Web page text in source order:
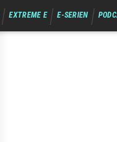
EXTREME E E-SERIEN